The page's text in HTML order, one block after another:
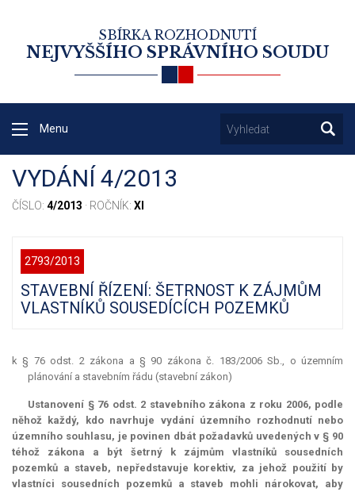
SBÍRKA ROZHODNUTÍ
NEJVYŠŠÍHO SPRÁVNÍHO SOUDU
Menu
VYDÁNÍ 4/2013
ČÍSLO: 4/2013 · ROČNÍK: XI
2793/2013
STAVEBNÍ ŘÍZENÍ: ŠETRNOST K ZÁJMŮM
VLASTNÍKŮ SOUSEDÍCÍCH POZEMKŮ
k § 76 odst. 2 zákona a § 90 zákona č. 183/2006 Sb., o územním
plánování a stavebním řádu (stavební zákon)
Ustanovení § 76 odst. 2 stavebního zákona z roku 2006, podle
něhož každý, kdo navrhuje vydání územního rozhodnutí nebo
územního souhlasu, je povinen dbát požadavků uvedených v § 90
téhož zákona a být šetrný k zájmům vlastníků sousedních
pozemků a staveb, nepředstavuje korektiv, za jehož použití by
vlastníci sousedních pozemků a staveb mohli nárokovat, aby